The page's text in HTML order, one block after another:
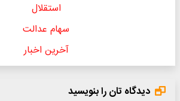
استقلال
سهام عدالت
آخرین اخبار
دیدگاه تان را بنویسید